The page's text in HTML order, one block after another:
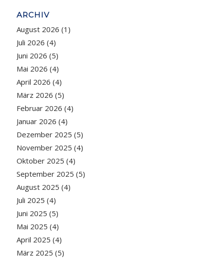
ARCHIV
August 2026 (1)
Juli 2026 (4)
Juni 2026 (5)
Mai 2026 (4)
April 2026 (4)
März 2026 (5)
Februar 2026 (4)
Januar 2026 (4)
Dezember 2025 (5)
November 2025 (4)
Oktober 2025 (4)
September 2025 (5)
August 2025 (4)
Juli 2025 (4)
Juni 2025 (5)
Mai 2025 (4)
April 2025 (4)
März 2025 (5)